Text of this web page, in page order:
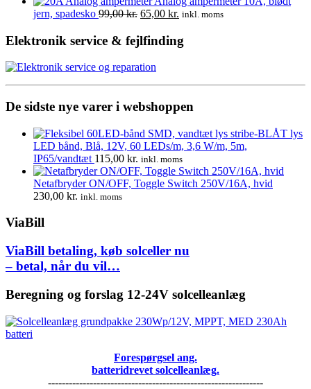
pris
170,00 kr..
pris
149,00 kr..
jern, spadesko 99,00kr. Den
pris
99,00 kr..
65,00 kr. Den
pris
er:
inkl. moms
Elektronik service & fejlfinding
De sidste nye varer i webshoppen
LED bånd, Blå, 12V, 60 LEDs/m, 3,6 W/m, 5m,
IP65/vandtæt 115,00 kr. inkl. moms
Netafbryder ON/OFF, Toggle Switch 250V/16A, hvid
230,00 kr. inkl. moms
ViaBill
ViaBill betaling, køb solceller nu
– betal, når du vil…
Beregning og forslag 12-24V solcelleanlæg
Forespørgsel ang.
batteridrevet solcelleanlæg.
--------------------------------------------------------------